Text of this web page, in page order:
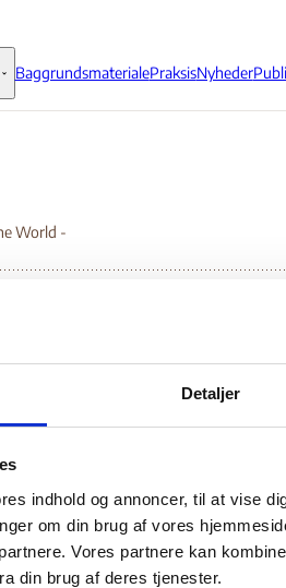
Detaljer
indhold og annoncer, til at vise
om din brug af vores
Vores partnere kan
din brug af deres tjenester.
Om os - Flere links
BaggrundsmaterialePraksisNyheder
World -
in the
forhold, herunder om
og foreningsfrihed,
og oprørsgrupper,